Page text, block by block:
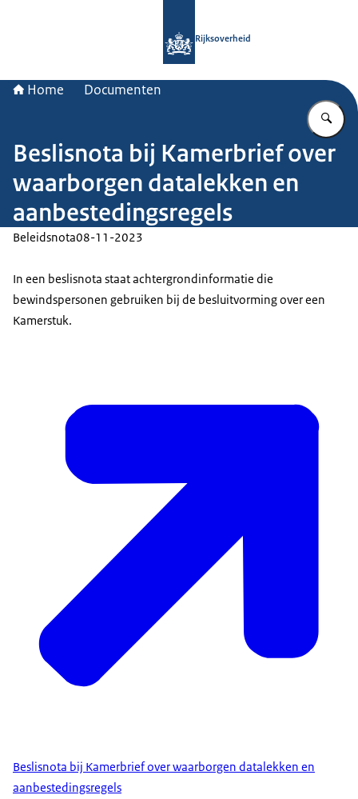
Rijksoverheid
Home Documenten
Beslisnota bij Kamerbrief over
waarborgen datalekken en
aanbestedingsregels
Beleidsnota08-11-2023
In een beslisnota staat achtergrondinformatie die
bewindspersonen gebruiken bij de besluitvorming over een
Kamerstuk.
Beslisnota bij Kamerbrief over waarborgen datalekken en
aanbestedingsregels